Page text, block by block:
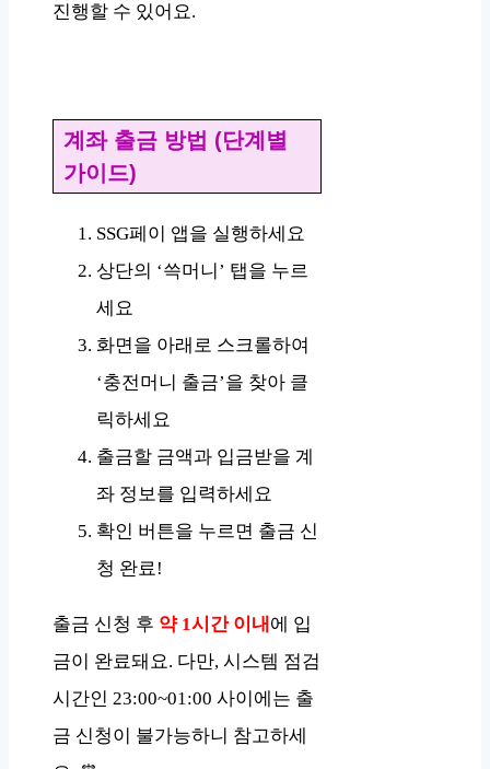
진행할 수 있어요.
계좌 출금 방법 (단계별
가이드)
SSG페이 앱을 실행하세요
상단의 ‘쓱머니’ 탭을 누르
세요
화면을 아래로 스크롤하여
‘충전머니 출금’을 찾아 클
릭하세요
출금할 금액과 입금받을 계
좌 정보를 입력하세요
확인 버튼을 누르면 출금 신
청 완료!
출금 신청 후 약 1시간 이내 에 입
금이 완료돼요. 다만, 시스템 점검
시간인 23:00~01:00 사이에는 출
금 신청이 불가능하니 참고하세